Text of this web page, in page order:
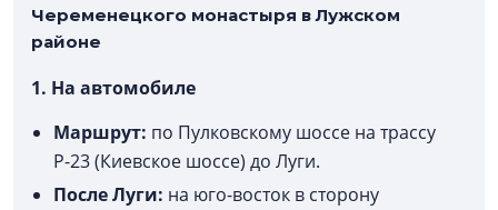
Череменецкого монастыря в Лужском
районе
1. На автомобиле
Маршрут: по Пулковскому шоссе на трассу
Р-23 (Киевское шоссе) до Луги.
После Луги: на юго-восток в сторону